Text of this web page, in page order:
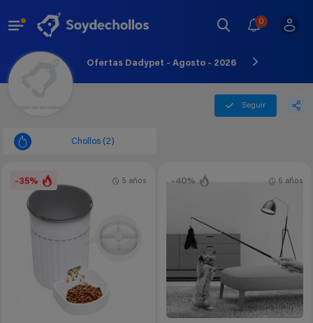
0
Ofertas Dadypet - Agosto - 2026
Seguir
Chollos (2)
-35% 5 años -40% 6 años